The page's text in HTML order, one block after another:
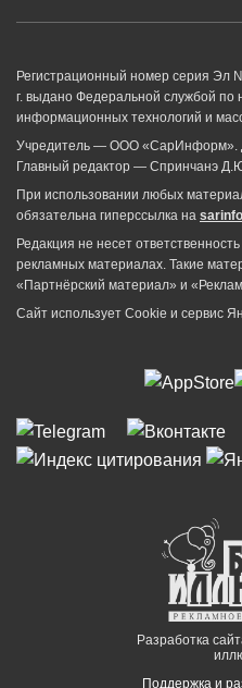
Регистрационный номер серия Эл
г. выдано Федеральной службой по
информационных технологий и
Учредитель — ООО «СарИнформ».
Главный редактор — Спринчанэ
При использовании любых
обязательна гиперссылка на
Редакция не несет
рекламных материалах. Такие
«Партнёрский материал» и
Сайт использует Cookie и сервиc
Разработка
Поддержка и